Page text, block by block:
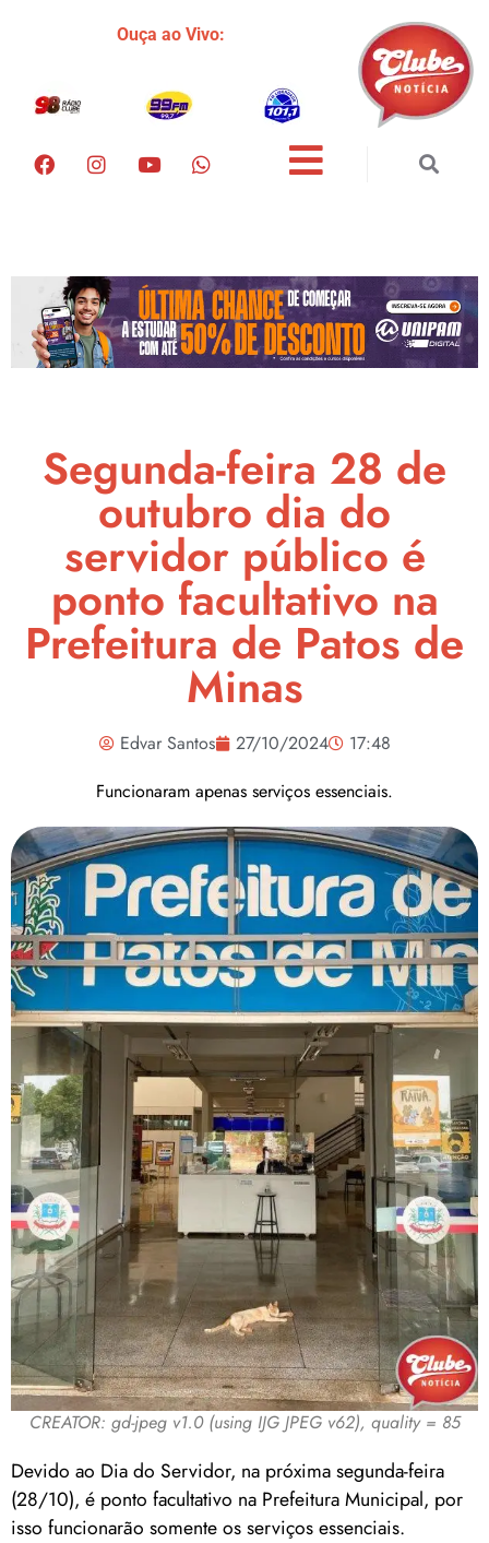
Ouça ao Vivo:
Segunda-feira 28 de
outubro dia do
servidor público é
ponto facultativo na
Prefeitura de Patos de
Minas
Edvar Santos 27/10/2024
17:48
Funcionaram apenas serviços essenciais.
CREATOR: gd-jpeg v1.0 (using IJG JPEG v62), quality = 85
Devido ao Dia do Servidor, na próxima segunda-feira
(28/10), é ponto facultativo na Prefeitura Municipal, por
isso funcionarão somente os serviços essenciais.